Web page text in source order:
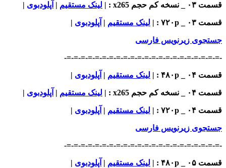
قسمت ۰۳ _ نسخه کم حجم x265 : | لینک مستقیم | آپلودبوی |
قسمت ۰۳ _ ۷۲۰p : | لینک مستقیم | آپلودبوی |
جستجوی زیرنویس فارسی
-=-=-=-=-=-=-=-=-=-=-=-=-=-=-=-=-=-=-=-=-=-=-
قسمت ۰۴ _ ۴۸۰p : | لینک مستقیم | آپلودبوی |
قسمت ۰۴ _ نسخه کم حجم x265 : | لینک مستقیم | آپلودبوی |
قسمت ۰۴ _ ۷۲۰p : | لینک مستقیم | آپلودبوی |
جستجوی زیرنویس فارسی
-=-=-=-=-=-=-=-=-=-=-=-=-=-=-=-=-=-=-=-=-=-=-
قسمت ۰۵ _ ۴۸۰p : | لینک مستقیم | آپلودبوی |